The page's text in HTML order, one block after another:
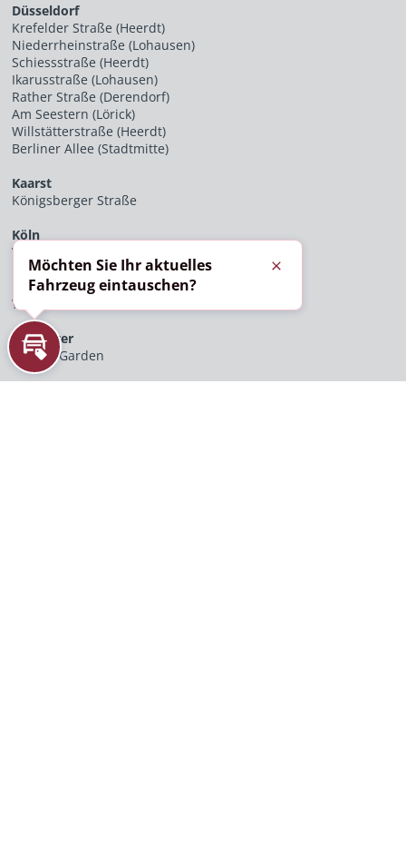
Düsseldorf
Krefelder Straße (Heerdt)
Niederrheinstraße (Lohausen)
Schiessstraße (Heerdt)
Ikarusstraße (Lohausen)
Rather Straße (Derendorf)
Am Seestern (Lörick)
Willstätterstraße (Heerdt)
Berliner Allee (Stadtmitte)
Kaarst
Königsberger Straße
Köln
Vitalisstraße
Bochum
Westfield Ruhr Park
Hannover
Sydney Garden
Inzahlungnahme
Möchten Sie Ihr aktuelles
Fahrzeug eintauschen?
Schließen